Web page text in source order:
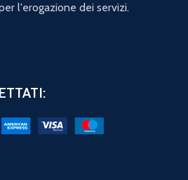
l'erogazione dei servizi.